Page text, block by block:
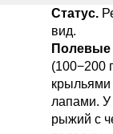
Статус.
вид.
Полевые
(100−200
лапами. У
рыжий с